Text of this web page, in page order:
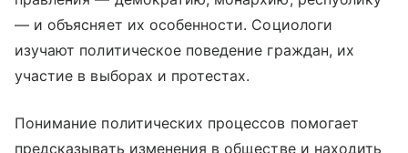
— и объясняет их особенности. Социологи
изучают политическое поведение граждан, их
участие в выборах и протестах.
Понимание политических процессов помогает
предсказывать изменения в обществе и находить